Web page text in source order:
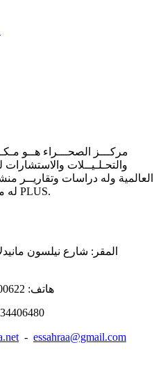
مركـــز الصحـــراء هــو
والتحـلـيــلات
العالمية وله دراسات وتقاريــر
له موقــع الصحراء ومنصة الصحراء PLUS.
هاتف: 25000622 - 45250731 - 45255931
- essahraa@gmail.com